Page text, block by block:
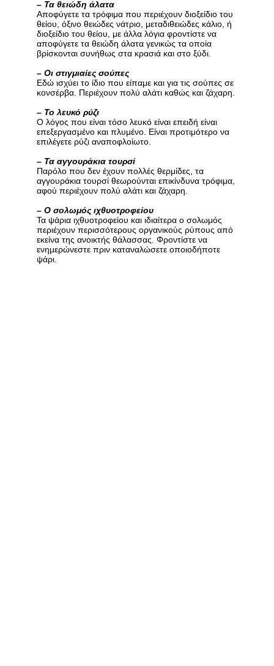
– Τα θειώδη άλατα
Αποφύγετε τα τρόφιμα που περιέχουν διοξείδιο του
θείου, όξινο θειώδες νάτριο, μεταδιθειώδες κάλιο, ή
διοξείδιο του θείου, με άλλα λόγια φροντίστε να
αποφύγετε τα θειώδη άλατα γενικώς τα οποία
βρίσκονται συνήθως στα κρασιά και στο ξύδι.
– Οι στιγμιαίες σούπες
Εδώ ισχύει το ίδιο που είπαμε και για τις σούπες σε
κονσέρβα. Περιέχουν πολύ αλάτι καθώς και ζάχαρη.
– Το λευκό ρύζι
Ο λόγος που είναι τόσο λευκό είναι επειδή είναι
επεξεργασμένο και πλυμένο. Είναι προτιμότερο να
επιλέγετε ρύζι αναποφλοίωτο.
– Τα αγγουράκια τουρσί
Παρόλο που δεν έχουν πολλές θερμίδες, τα
αγγουράκια τουρσί θεωρούνται επικίνδυνα τρόφιμα,
αφού περιέχουν πολύ αλάτι και ζάχαρη.
– Ο σολωμός ιχθυοτροφείου
Τα ψάρια ιχθυοτροφείου και ιδιαίτερα ο σολωμός
περιέχουν περισσότερους οργανικούς ρύπους από
εκείνα της ανοικτής θάλασσας. Φροντίστε να
ενημερώνεστε πριν καταναλώσετε οποιοδήποτε
ψάρι.